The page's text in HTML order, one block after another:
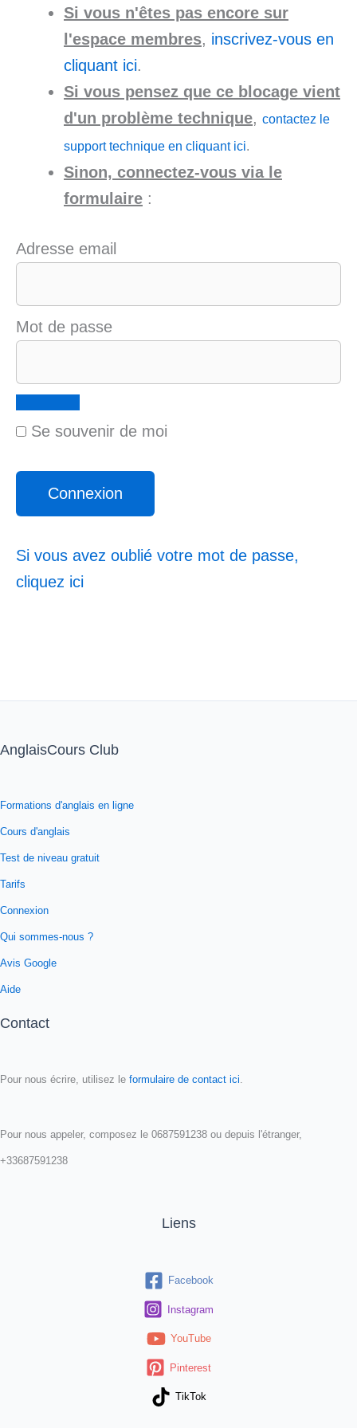
Si vous n'êtes pas encore sur
l'espace membres, inscrivez-vous en
cliquant ici.
Si vous pensez que ce blocage vient
d'un problème technique, contactez le
support technique en cliquant ici.
Sinon, connectez-vous via le
formulaire :
Adresse email
Mot de passe
Se souvenir de moi
Si vous avez oublié votre mot de passe,
cliquez ici
AnglaisCours Club
Formations d'anglais en ligne
Cours d'anglais
Test de niveau gratuit
Tarifs
Connexion
Qui sommes-nous ?
Avis Google
Aide
Contact
Pour nous écrire, utilisez le formulaire de contact ici
Pour nous appeler, composez le 0687591238 ou depuis l'étranger,
+33687591238
Liens
Facebook
Instagram
YouTube
Pinterest
TikTok